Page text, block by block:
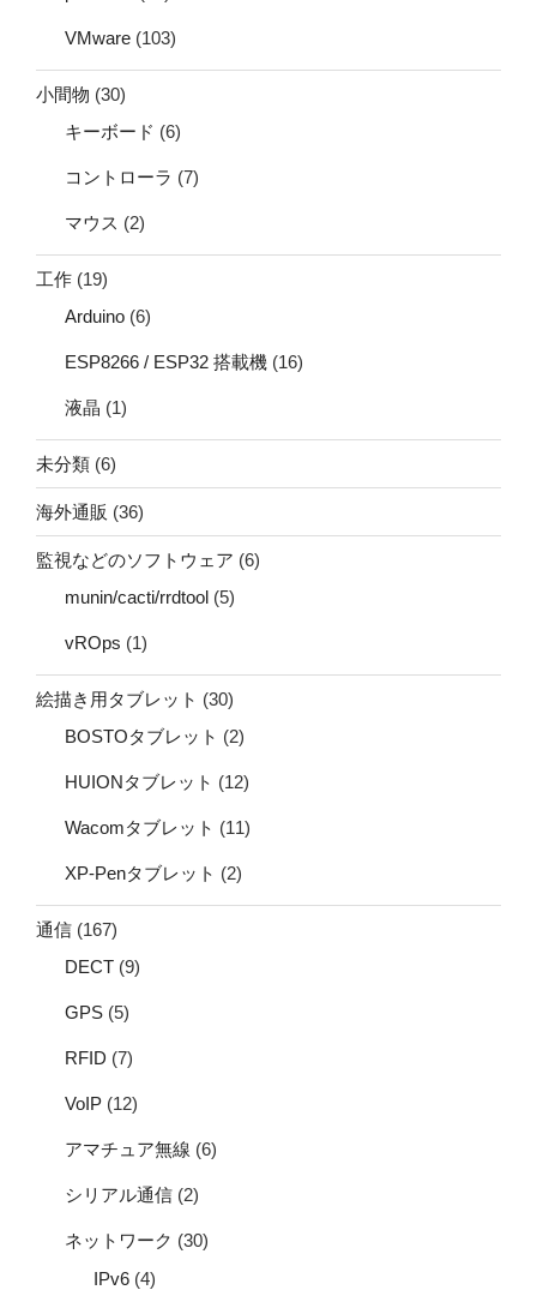
VMware (103)
小間物 (30)
キーボード (6)
コントローラ (7)
マウス (2)
工作 (19)
Arduino (6)
ESP8266 / ESP32 搭載機 (16)
液晶 (1)
未分類 (6)
海外通販 (36)
監視などのソフトウェア (6)
munin/cacti/rrdtool (5)
vROps (1)
絵描き用タブレット (30)
BOSTOタブレット (2)
HUIONタブレット (12)
Wacomタブレット (11)
XP-Penタブレット (2)
通信 (167)
DECT (9)
GPS (5)
RFID (7)
VoIP (12)
アマチュア無線 (6)
シリアル通信 (2)
ネットワーク (30)
IPv6 (4)